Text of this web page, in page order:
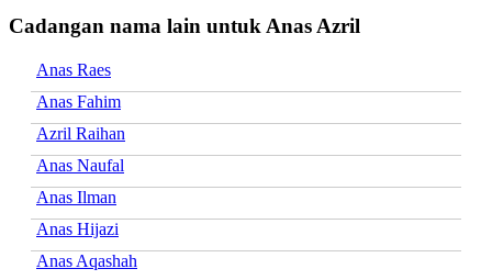
Cadangan nama lain untuk Anas Azril
Anas Raes
Anas Fahim
Azril Raihan
Anas Naufal
Anas Ilman
Anas Hijazi
Anas Aqashah